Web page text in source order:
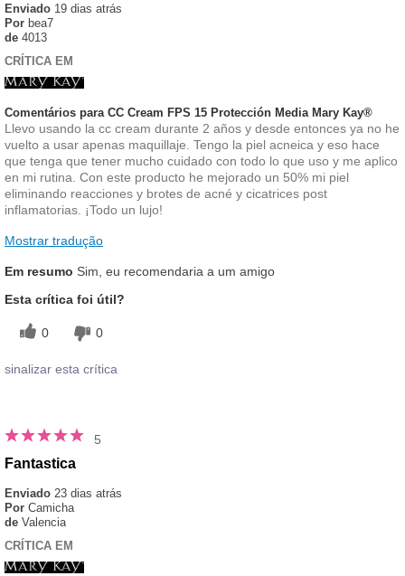
Enviado 19 dias atrás
Por bea7
de 4013
CRÍTICA EM
Comentários para CC Cream FPS 15 Protección Media Mary Kay®
Llevo usando la cc cream durante 2 años y desde entonces ya no he
vuelto a usar apenas maquillaje. Tengo la piel acneica y eso hace
que tenga que tener mucho cuidado con todo lo que uso y me aplico
en mi rutina. Con este producto he mejorado un 50% mi piel
eliminando reacciones y brotes de acné y cicatrices post
inflamatorias. ¡Todo un lujo!
Mostrar tradução
Em resumo Sim, eu recomendaria a um amigo
Esta crítica foi útil?
0 0
sinalizar esta crítica
5
Fantastica
Enviado 23 dias atrás
Por Camicha
de Valencia
CRÍTICA EM